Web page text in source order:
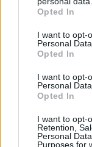
Opted In
I want to opt-
Personal Data.
Opted In
I want to opt-
Personal
Opted In
I want to opt-
Retention,
Personal
Purposes for
affidano ai
ritagliano
non avranno
girasse su
trascorrere
Come se
comparse, gli
eterni ritorni:
l’ex